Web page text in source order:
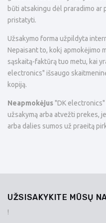
būti atsakingu dėl praradimo ar
pristatyti.
Užsakymo forma užpildyta
Nepaisant to, kokį apmokėjimo
sąskaitą-faktūrą tuo metu, kai
electronics" išsaugo
kopiją.
Neapmokėjus"DK
užsakymą arba atvežti prekes,
arba dalies sumos už praeitą
UŽSISAKYKITE MŪSŲ
!